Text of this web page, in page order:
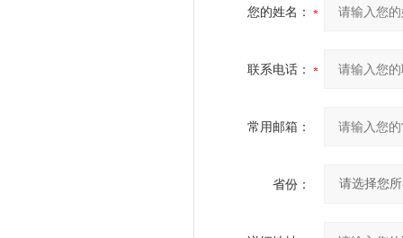
您的姓名：
联系电话：
常用邮箱：
省份：